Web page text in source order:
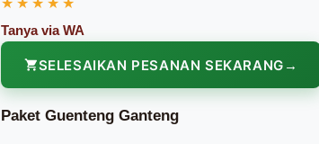
SELESAIKAN PESANAN SEKARANG
Paket Guenteng Ganteng